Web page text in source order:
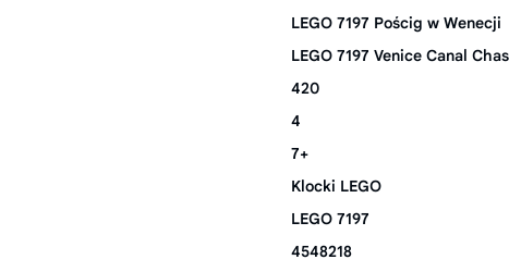
LEGO 7197 Pościg w Wenecji
LEGO 7197 Venice Canal
420
4
7+
Klocki LEGO
LEGO 7197
4548218